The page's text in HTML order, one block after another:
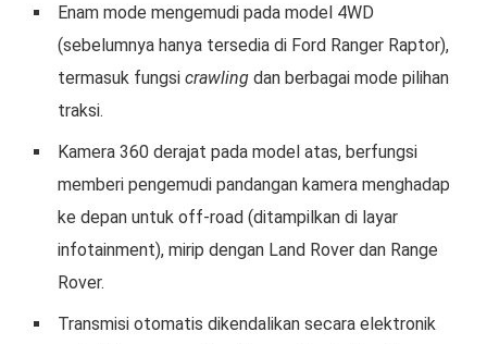
Enam mode mengemudi pada model 4WD
(sebelumnya hanya tersedia di Ford Ranger Raptor),
termasuk fungsi crawlingdan berbagai mode pilihan
traksi.
Kamera 360 derajat pada model atas, berfungsi
memberi pengemudi pandangan kamera menghadap
ke depan untuk off-road (ditampilkan di layar
infotainment), mirip dengan Land Rover dan Range
Rover.
Transmisi otomatis dikendalikan secara elektronik